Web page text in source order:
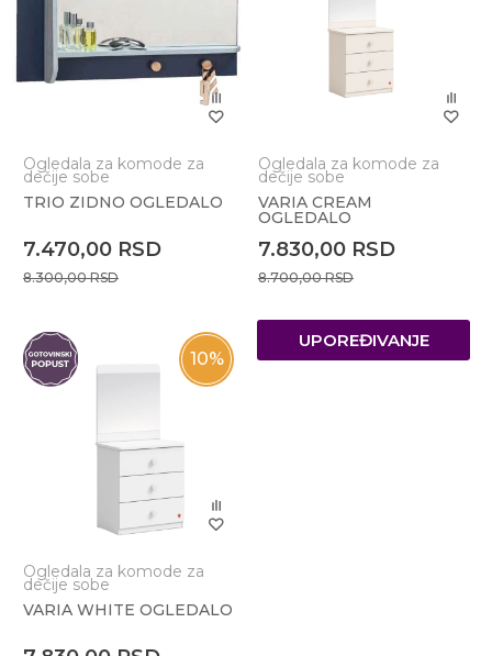
Ogledala za komode za
dečije sobe
TRIO ZIDNO OGLEDALO
7.470,00 RSD
8.300,00RSD
Ogledala za komode za
dečije sobe
VARIA CREAM
OGLEDALO
7.830,00 RSD
8.700,00RSD
10%
Ogledala za komode za
dečije sobe
VARIA WHITE OGLEDALO
UPOREĐIVANJE